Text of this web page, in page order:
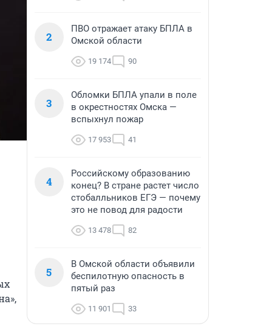
2
ПВО отражает атаку БПЛА в
Омской области
19 174 90
3
Обломки БПЛА упали в поле
в окрестностях Омска —
вспыхнул пожар
17 953 41
4
Российскому образованию
конец? В стране растет число
стобалльников ЕГЭ — почему
это не повод для радости
13 478 82
5
В Омской области объявили
беспилотную опасность в
пятый раз
11 901 33